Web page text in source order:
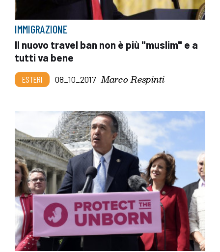
IMMIGRAZIONE
Il nuovo travel ban non è più "muslim" e a
tutti va bene
ESTERI 08_10_2017 Marco Respinti